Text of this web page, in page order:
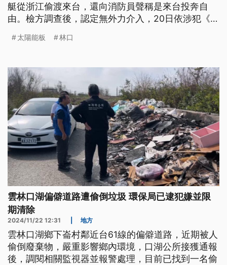
艇從浙江偷渡來台，還向消防員聲稱是來台投奔自
由。檢方調查後，認定無外力介入，20日依涉犯《出
太陽能板 林口
雲林口湖偏僻道路遭偷倒垃圾 環保局已逮犯嫌並限
期清除
2024/11/22 12:31 地方
雲林口湖鄉下崙村鄰近台61線的偏僻道路，近期被人
偷倒廢棄物，嚴重影響鄉內環境，口湖公所接獲通報
後，調閱相關監視器並報警處理，目前已找到一名偷